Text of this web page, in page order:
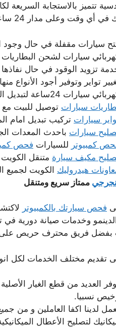
تتميز بالاستجابة
وقت وعلى مدار 24 ساعة، يمكنه القيام ب:
سيارات مقفلة في حال وجود
سيارات لشحن البطاريات
تزويد الوقود في حال
تواير وتوفير أجود الأنواع
سيارات 24ساعة لتبديل السفايف.
سيارات توصيل للبيت مع
سيارات تركيب تبديل امام
سيارات باحدث المعدات
كمبيوتر للسيارات فحص
مكيف سيارة متنقل
هيدروليك الكويت لجميع
ممتاز سريع ومتنقل
فحص سيارتك بالكمبيوتر
وخدمات صيانة دورية في
بفضل فريق محترف حريص على
تقديم مختلف الخدمات لكل
العديد من قطع الغيار
نسبيا.
لدينا اكفا العاملين و من
لتصليح الأعطال